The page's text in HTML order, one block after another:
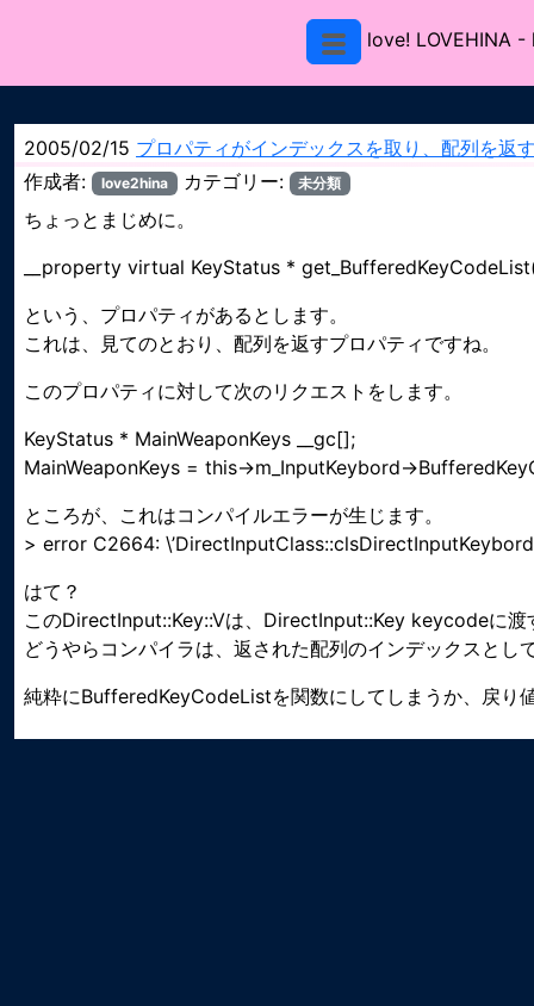
love! LOVEHINA -
2005/02/15 プロパティがインデックスを取り、配列を返
作成者:
love2hina カテゴリー: 未分類
ちょっとまじめに。
__property virtual KeyStatus *
という、プロパティがあるとします。
これは、見てのとおり、配列を返すプロパティですね。
このプロパティに対して次のリクエストをします。
KeyStatus * MainWeaponKeys __gc[];
MainWeaponKeys = this->m_InputKeybord-
ところが、これはコンパイルエラーが生じます。
> error C2664:
はて？
このDirectInput::Key::Vは、DirectInput::Key keycodeに渡
どうやらコンパイラは、返された配列のインデックスとし
純粋にBufferedKeyCodeListを関数にしてしまうか、戻